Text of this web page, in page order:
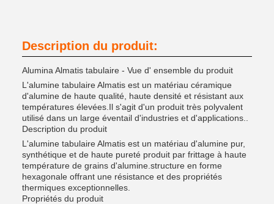
Description du produit:
Alumina Almatis tabulaire - Vue d' ensemble du produit
L'alumine tabulaire Almatis est un matériau céramique
d'alumine de haute qualité, haute densité et résistant aux
températures élevées.Il s'agit d'un produit très polyvalent
utilisé dans un large éventail d'industries et d'applications..
Description du produit
L'alumine tabulaire Almatis est un matériau d'alumine pur,
synthétique et de haute pureté produit par frittage à haute
température de grains d'alumine.structure en forme
hexagonale offrant une résistance et des propriétés
thermiques exceptionnelles.
Propriétés du produit